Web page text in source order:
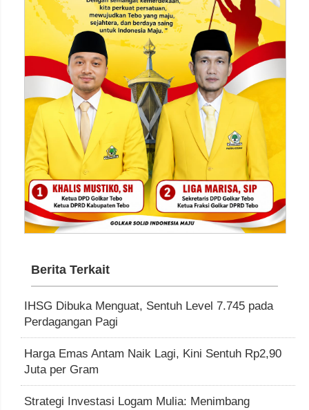
Berita Terkait
IHSG Dibuka Menguat, Sentuh Level 7.745 pada
Perdagangan Pagi
Harga Emas Antam Naik Lagi, Kini Sentuh Rp2,90
Juta per Gram
Strategi Investasi Logam Mulia: Menimbang